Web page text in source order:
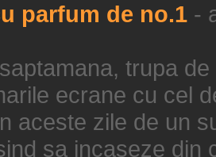
parfum de no.1 -
trupa
ecrane cu cel
aceste zile de un
sa incaseze din